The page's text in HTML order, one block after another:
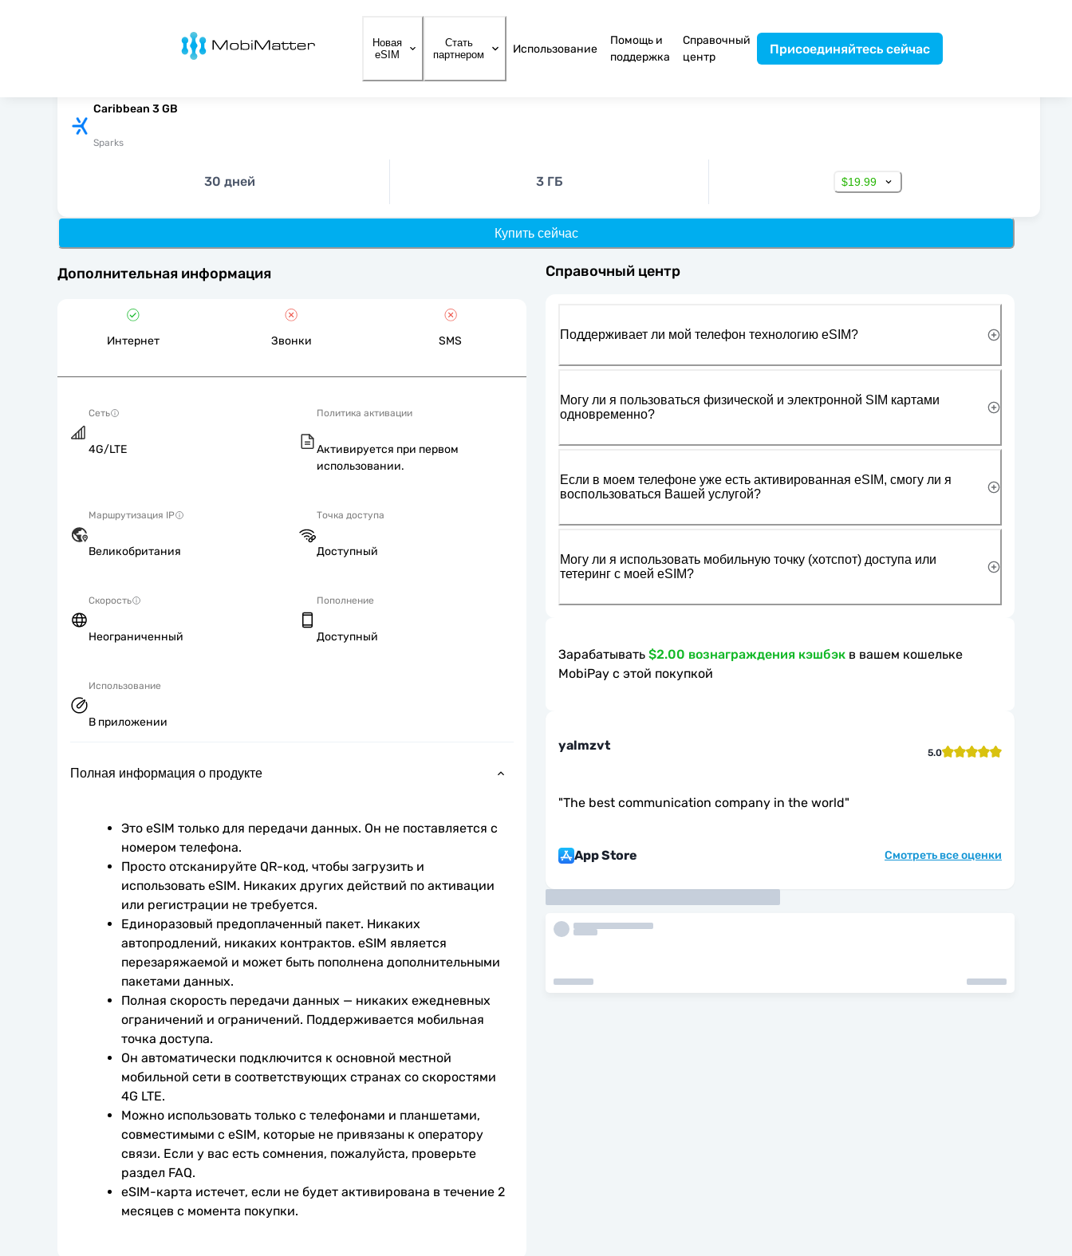
MobiMatter
Новая
eSIM
Стать
партнером
Использование
Помощь и
поддержка
Справочный
центр
Присоединяйтесь сейчас
Caribbean 3 GB
Sparks
30 дней 3 ГБ $19.99
Купить сейчас
Дополнительная информация
Интернет Звонки SMS
Сеть
4G/LTE
Политика активации
Активируется при первом
использовании.
Маршрутизация IP
Великобритания
Точка доступа
Доступный
Скорость
Неограниченный
Пополнение
Доступный
Использование
В приложении
Полная информация о продукте
Это eSIM только для передачи данных. Он не поставляется с
номером телефона.
Просто отсканируйте QR-код, чтобы загрузить и
использовать eSIM. Никаких других действий по активации
или регистрации не требуется.
Единоразовый предоплаченный пакет. Никаких
автопродлений, никаких контрактов. eSIM является
перезаряжаемой и может быть пополнена дополнительными
пакетами данных.
Полная скорость передачи данных — никаких ежедневных
ограничений и ограничений. Поддерживается мобильная
точка доступа.
Он автоматически подключится к основной местной
мобильной сети в соответствующих странах со скоростями
4G LTE.
Можно использовать только с телефонами и планшетами,
совместимыми с eSIM, которые не привязаны к оператору
связи. Если у вас есть сомнения, пожалуйста, проверьте
раздел FAQ.
eSIM-карта истечет, если не будет активирована в течение 2
месяцев с момента покупки.
Справочный центр
Поддерживает ли мой телефон технологию eSIM?
Могу ли я пользоваться физической и электронной SIM картами
одновременно?
Если в моем телефоне уже есть активированная eSIM, смогу ли я
воспользоваться Вашей услугой?
Могу ли я использовать мобильную точку (хотспот) доступа или
тетеринг с моей eSIM?
Зарабатывать $2.00 вознаграждения кэшбэк в вашем кошельке
MobiPay с этой покупкой
yalmzvt 5.0
"The best communication company in the world"
App Store Смотреть все оценки